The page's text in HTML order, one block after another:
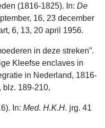
(1816-1825). In: De
16, 23 december
6, 13, 20 april 1956.
in deze streken”.
Kleefse enclaves in
in Nederland, 1816-
blz. 189-210,
In: Med. H.K.H. jrg. 41